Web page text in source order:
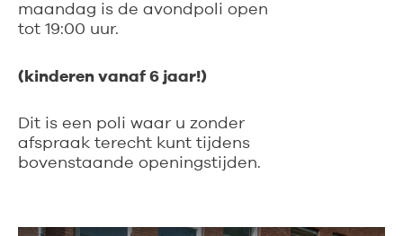
maandag is de avondpoli open
tot 19:00 uur.
(kinderen vanaf 6 jaar!)
Dit is een poli waar u zonder
afspraak terecht kunt tijdens
bovenstaande openingstijden.